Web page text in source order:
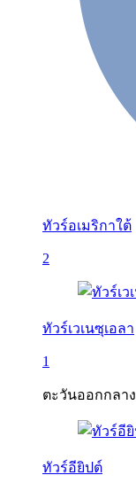
ทัวร์อเมริกาใต้
2
ทัวร์เวเนซุเอลา
1
ตะวันออกกลาง
ทัวร์อียิปต์